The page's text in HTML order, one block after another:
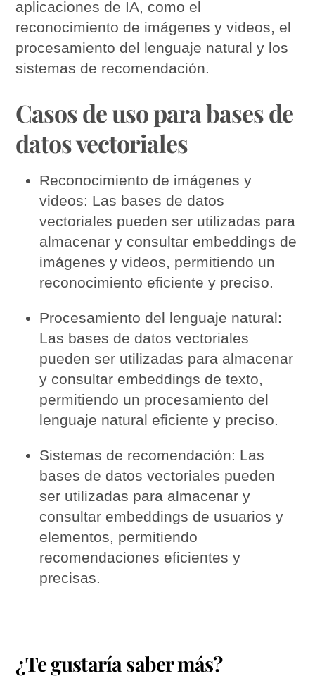
aplicaciones de IA, como el
reconocimiento de imágenes y videos, el
procesamiento del lenguaje natural y los
sistemas de recomendación.
Casos de uso para bases de
datos vectoriales
Reconocimiento de imágenes y
videos: Las bases de datos
vectoriales pueden ser utilizadas para
almacenar y consultar embeddings de
imágenes y videos, permitiendo un
reconocimiento eficiente y preciso.
Procesamiento del lenguaje natural:
Las bases de datos vectoriales
pueden ser utilizadas para almacenar
y consultar embeddings de texto,
permitiendo un procesamiento del
lenguaje natural eficiente y preciso.
Sistemas de recomendación: Las
bases de datos vectoriales pueden
ser utilizadas para almacenar y
consultar embeddings de usuarios y
elementos, permitiendo
recomendaciones eficientes y
precisas.
¿Te gustaría saber más?